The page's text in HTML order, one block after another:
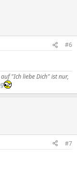
#6
"Ich liebe Dich" ist nur,
#7